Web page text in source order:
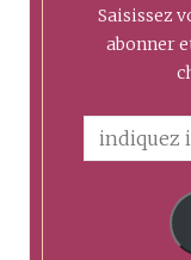
Saisissez
abonner